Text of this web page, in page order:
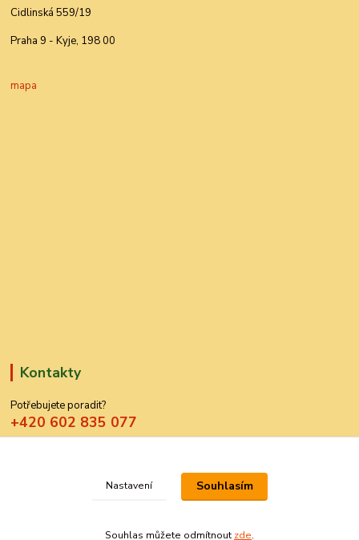
Cidlinská 559/19
Praha 9 - Kyje, 198 00
mapa
Kontakty
Potřebujete poradit?
+420 602 835 077
Nastavení Souhlasím
Souhlas můžete odmítnout zde.